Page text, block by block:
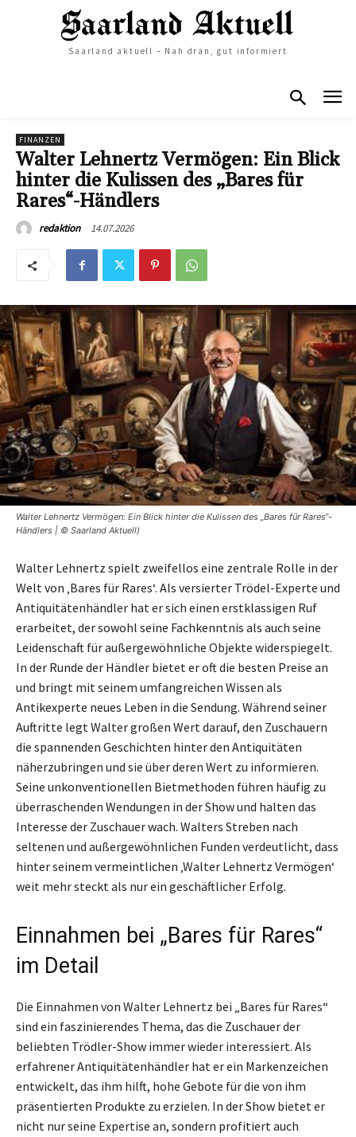
Saarland aktuell – Nah dran, gut informiert
FINANZEN
Walter Lehnertz Vermögen: Ein Blick
hinter die Kulissen des „Bares für
Rares“-Händlers
redaktion 14.07.2026
Walter Lehnertz Vermögen: Ein Blick hinter die Kulissen des „Bares für Rares“-
Händlers | © Saarland Aktuell)
Walter Lehnertz spielt zweifellos eine zentrale Rolle in der
Welt von ‚Bares für Rares‘. Als versierter Trödel-Experte und
Antiquitätenhändler hat er sich einen erstklassigen Ruf
erarbeitet, der sowohl seine Fachkenntnis als auch seine
Leidenschaft für außergewöhnliche Objekte widerspiegelt.
In der Runde der Händler bietet er oft die besten Preise an
und bringt mit seinem umfangreichen Wissen als
Antikexperte neues Leben in die Sendung. Während seiner
Auftritte legt Walter großen Wert darauf, den Zuschauern
die spannenden Geschichten hinter den Antiquitäten
näherzubringen und sie über deren Wert zu informieren.
Seine unkonventionellen Bietmethoden führen häufig zu
überraschenden Wendungen in der Show und halten das
Interesse der Zuschauer wach. Walters Streben nach
seltenen und außergewöhnlichen Funden verdeutlicht, dass
hinter seinem vermeintlichen ‚Walter Lehnertz Vermögen‘
weit mehr steckt als nur ein geschäftlicher Erfolg.
Einnahmen bei „Bares für Rares“
im Detail
Die Einnahmen von Walter Lehnertz bei „Bares für Rares“
sind ein faszinierendes Thema, das die Zuschauer der
beliebten Trödler-Show immer wieder interessiert. Als
erfahrener Antiquitätenhändler hat er ein Markenzeichen
entwickelt, das ihm hilft, hohe Gebote für die von ihm
präsentierten Produkte zu erzielen. In der Show bietet er
nicht nur seine Expertise an, sondern profitiert auch